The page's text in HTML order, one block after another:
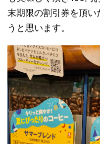
末期限の割引券を頂い
うと思います。